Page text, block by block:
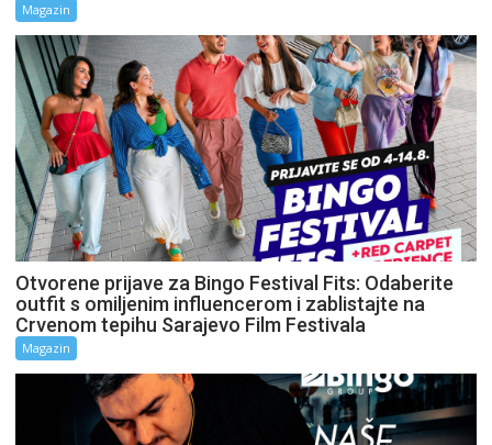
Magazin
Otvorene prijave za Bingo Festival Fits: Odaberite
outfit s omiljenim influencerom i zablistajte na
Crvenom tepihu Sarajevo Film Festivala
Magazin